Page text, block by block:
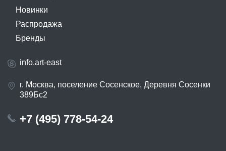
Новинки
Распродажа
Бренды
info.art-east
г. Москва, поселение Сосенское, Деревня Сосенки
389Бс2
+7 (495) 778-54-24